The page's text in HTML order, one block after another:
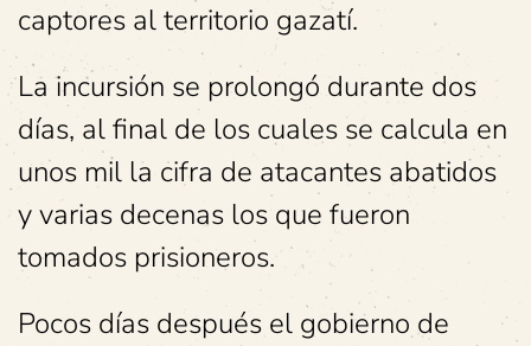
captores al territorio gazatí.
La incursión se prolongó durante dos
días, al final de los cuales se calcula en
unos mil la cifra de atacantes abatidos
y varias decenas los que fueron
tomados prisioneros.
Pocos días después el gobierno de